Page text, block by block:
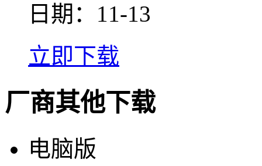
日期：11-13
立即下载
厂商其他下载
电脑版